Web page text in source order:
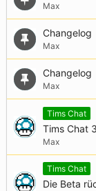
Max
Changelog
Max
Changelog
Max
Tims Chat
Tims Chat
Max
Tims Chat
Die Beta